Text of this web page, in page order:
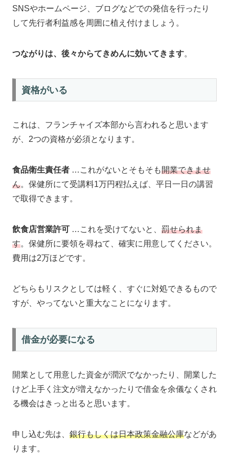
SNSやホームページ、ブログなどでの発信を行ったり
して先行者利益感を周囲に植え付けましょう。
つながりは、後々からてきめんに効いてきます。
資格がいる
これは、フランチャイズ本部から言われると思います
が、2つの資格が必須となります。
食品衛生責任者 …これがないとそもそも開業できませ
ん。保健所にて受講料1万円程払えば、平日一日の講習
で取得できます。
飲食店営業許可 …これを受けてないと、 罰せられま
す。保健所に要領を尋ねて、確実に用意してください。
費用は2万ほどです。
どちらもリスクとしては軽く、すぐに対処できるもので
すが、やってないと重大なことになります。
借金が必要になる
開業として用意した資金が潤沢でなかったり、開業した
けど上手く注文が増えなかったりで借金を余儀なくされ
る機会はきっと出ると思います。
申し込む先は、 銀行もしくは日本政策金融公庫などがあ
ります。